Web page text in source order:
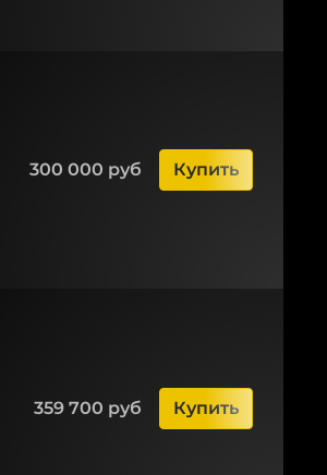
300 000 руб Купить
359 700 руб Купить